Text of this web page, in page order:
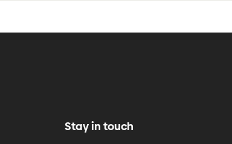
Stay in touch